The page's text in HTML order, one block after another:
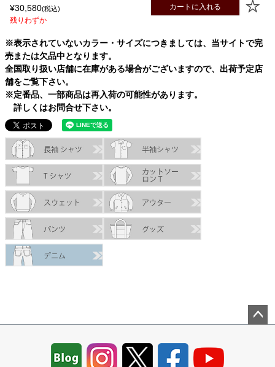
¥30,580 税込
残りわずか
カートに入れる
※表示されていないカラー・サイズにつきましては、当サイトで完
売または欠品中となります。
全国取り扱い店舗に在庫がある場合がございますので、出荷予定店
舗をご覧下さい。
※定番品、一部商品は再入荷の可能性があります。
詳しくはお問合せ下さい。